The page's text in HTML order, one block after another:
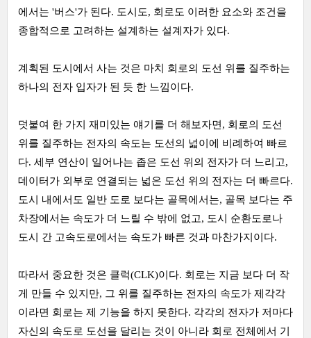
에서는 '버스'가 된다. 도시도, 회로도 이러한 요소와 조건을
종합적으로 고려하는 설계하는 설계자가 있다.
계획된 도시에서 사는 것은 마치 회로의 도선 위를 질주하는
하나의 전자 입자가 된 듯 한 느낌이다.
덧붙여 한 가지 재미있는 얘기를 더 해보자면, 회로의 도선
위를 질주하는 전자의 속도는 도선의 넓이에 비례하여 빠르
다. 세부 연산이 일어나는 좁은 도선 위의 전자가 더 느리고,
데이터가 외부로 연결되는 넓은 도선 위의 전자는 더 빠르다.
도시 내에서도 일반 도로 보다는 골목에서는, 골목 보다는 주
차장에서는 속도가 더 느릴 수 밖에 없고, 도시 순환도로나
도시 간 고속도로에서는 속도가 빠른 것과 마찬가지이다.
따라서 중요한 것은 클럭(CLK)이다. 회로는 지금 보다 더 작
게 만들 수 있지만, 그 위를 질주하는 전자의 속도가 제각각
이라면 회로는 제 기능을 하지 못한다. 각각의 전자가 저마다
자신의 속도로 도선을 달리는 것이 아니라 회로 전체에서 기